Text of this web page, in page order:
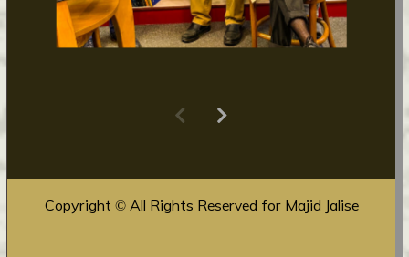
Copyright © All Rights Reserved for Majid Jalise